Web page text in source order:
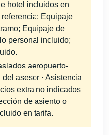
hotel incluidos en
referencia: Equipaje
Equipaje de
personal incluido;
aeropuerto-
asesor · Asistencia
extra no indicados
de asiento o
en tarifa.